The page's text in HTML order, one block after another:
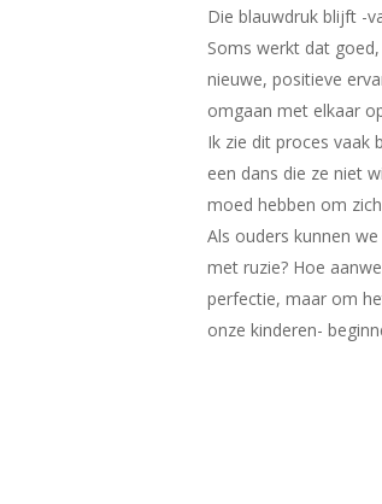
Die blauwdruk blijft -
Soms werkt dat
nieuwe, positieve
omgaan met elkaar
Ik zie dit proces vaak
een dans die ze niet
moed hebben om
Als ouders kunnen
met ruzie? Hoe
perfectie, maar om
onze kinderen-